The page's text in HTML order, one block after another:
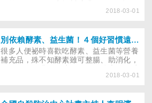
吃綠藻錠有助排便，真是如此嗎？專家提
2018-03-01
別依賴酵素、益生菌！４個好習慣遠離便祕
很多人便祕時喜歡吃酵素、益生菌等營養
補充品，殊不知酵素雖可整腸、助消化，
覺排便變順暢，常是添加「刺激性物質」
2018-03-01